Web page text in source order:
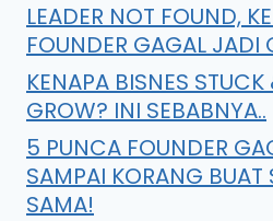
LEADER NOT FOUND,
FOUNDER GAGAL JADI
KENAPA BISNES
GROW? INI SEBABNYA..
5 PUNCA FOUNDER
SAMPAI KORANG BUAT
SAMA!